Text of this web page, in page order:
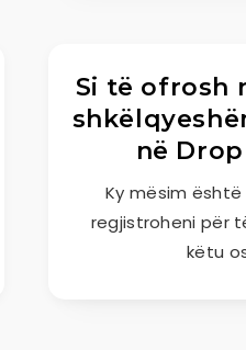
Si të ofrosh
në
Ky mësim është
regjistroheni për
këtu